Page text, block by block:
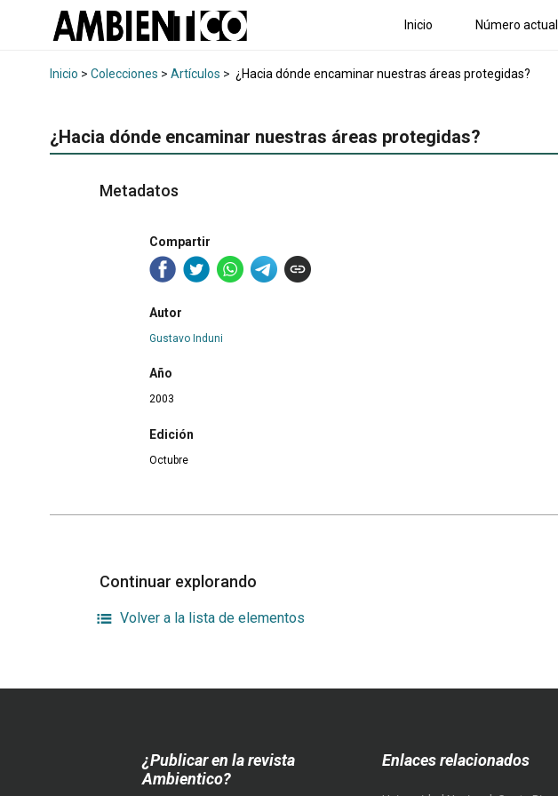
Inicio Número actual
Inicio > Colecciones > Artículos > ¿Hacia dónde encaminar nuestras áreas protegidas?
¿Hacia dónde encaminar nuestras áreas protegidas?
Metadatos
Compartir
Autor
Gustavo Induni
Año
2003
Edición
Octubre
Continuar explorando
Volver a la lista de elementos
¿Publicar en la revista
Ambientico?
Enlaces relacionados